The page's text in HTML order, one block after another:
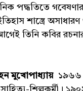
পদ্ধতিতে
শাস্ত্রে অসাধারণ
তিনি কবির
মুখোপাধ্যায় ১৯৬৬